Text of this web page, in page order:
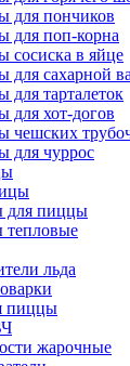
для пончиков
для поп-корна
сосиска в яйце
для сахарной
для тарталеток
для хот-догов
чешских
для чуррос
для пиццы
льда
пиццы
жарочные